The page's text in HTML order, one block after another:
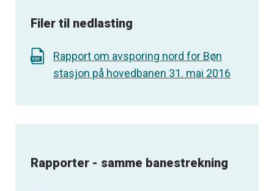
Filer til nedlasting
Rapport om avsporing nord for Bøn
stasjon på hovedbanen 31. mai 2016
Rapporter - samme banestrekning